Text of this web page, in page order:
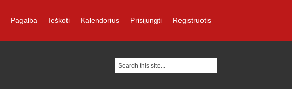
Pagalba Ieškoti Kalendorius Prisijungti Registruotis